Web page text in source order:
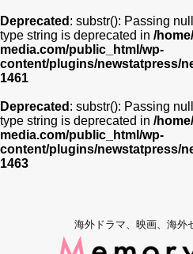
Deprecated : substr(): Passing
type string is deprecated in /
media.com/public_html/wp-
content/plugins/newstatpress/
1461
Deprecated : substr(): Passing
type string is deprecated in /
media.com/public_html/wp-
content/plugins/newstatpress/
1463
海外ドラマ、映画、海外